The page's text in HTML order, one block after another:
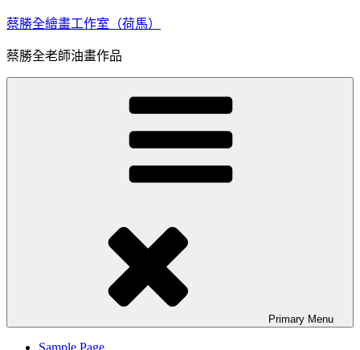
Skip
to
content
蔡勝全繪畫工作室（荷馬）
蔡勝全老師油畫作品
Primary Menu
Sample Page